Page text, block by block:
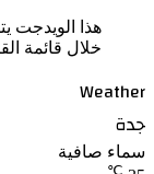
هذا الويدجت
خلال قائمة
Weather
جدة
سماء صافية
℃